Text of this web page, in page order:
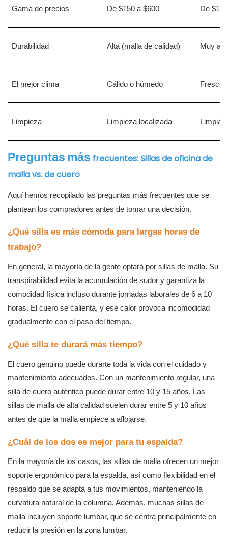
Gama de precios De $150 a $600 De
Durabilidad Alta (malla de calidad) Muy
El mejor clima Cálido o húmedo Fresco
Limpieza Limpieza localizada Limpiar
Preguntas más frecuentes: Sillas de oficina de
malla vs. de cuero
Aquí hemos recopilado las preguntas más frecuentes que se
plantean los compradores antes de tomar una decisión.
¿Qué silla es más cómoda para largas horas de
trabajo?
En general, la mayoría de la gente optará por sillas de malla. Su
transpirabilidad evita la acumulación de sudor y garantiza la
comodidad física incluso durante jornadas laborales de 6 a 10
horas. El cuero se calienta, y ese calor provoca incomodidad
gradualmente con el paso del tiempo.
¿Qué silla te durará más tiempo?
El cuero genuino puede durarte toda la vida con el cuidado y
mantenimiento adecuados. Con un mantenimiento regular, una
silla de cuero auténtico puede durar entre 10 y 15 años. Las
sillas de malla de alta calidad suelen durar entre 5 y 10 años
antes de que la malla empiece a aflojarse.
¿Cuál de los dos es mejor para tu espalda?
En la mayoría de los casos, las sillas de malla ofrecen un mejor
soporte ergonómico para la espalda, así como flexibilidad en el
respaldo que se adapta a tus movimientos, manteniendo la
curvatura natural de la columna. Además, muchas sillas de
malla incluyen soporte lumbar, que se centra principalmente en
reducir la presión en la zona lumbar.